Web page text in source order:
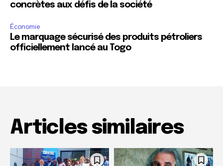
concrètes aux défis de la société
Économie
Le marquage sécurisé des produits pétroliers
officiellement lancé au Togo
Articles similaires